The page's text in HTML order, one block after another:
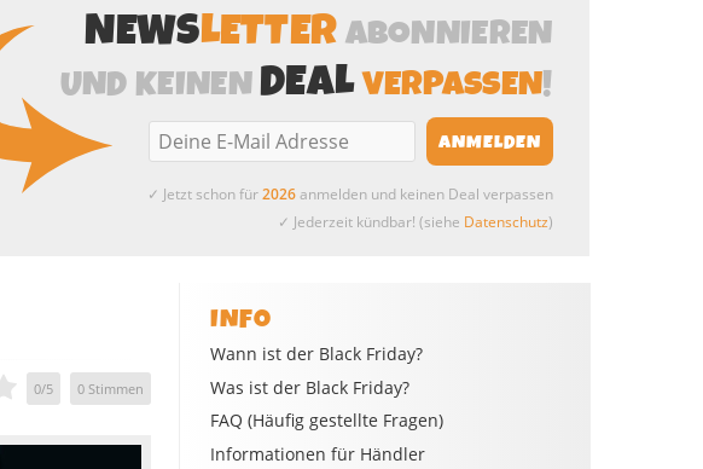
NEWSLETTERABONNIEREN
UND KEINENDEALVERPASSEN!
✓ Jetzt schon für2026anmelden und keinen Deal verpassen
✓ Jederzeit kündbar! (siehe Datenschutz)
0/5 0Stimmen
INFO
Wann ist der Black Friday?
Was ist der Black Friday?
FAQ (Häufig gestellte Fragen)
Informationen für Händler